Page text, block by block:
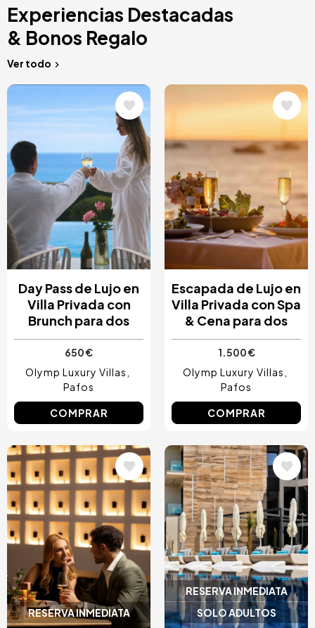
Experiencias Destacadas
& Bonos Regalo
Ver todo
Image
Day Pass de Lujo en
Villa Privada con
Brunch para dos
650 €
Olymp Luxury Villas
Pafos
COMPRAR
Image
Escapada de Lujo en
Villa Privada con Spa
& Cena para dos
1.500 €
Olymp Luxury Villas
Pafos
COMPRAR
RESERVA INMEDIATA
Image
RESERVA INMEDIATA
SOLO ADULTOS
Image